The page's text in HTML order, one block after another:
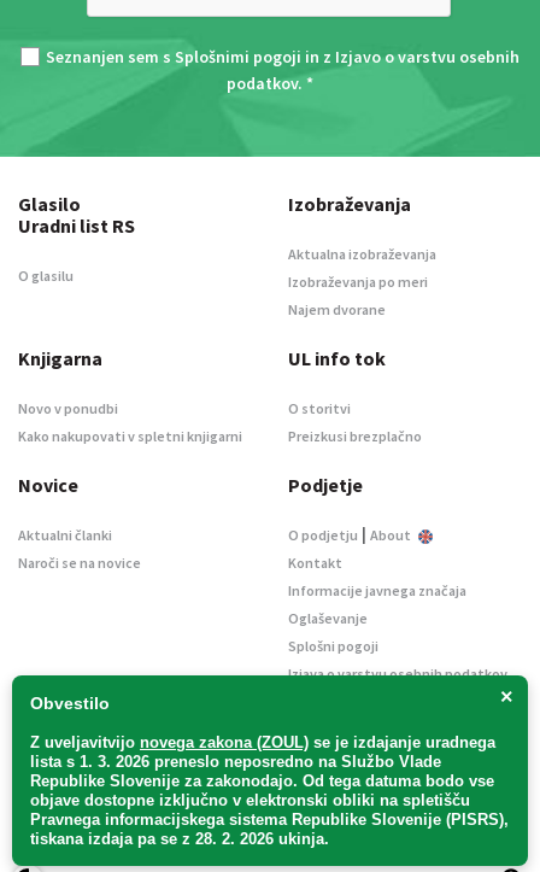
Seznanjen sem s Splošnimi pogoji in z Izjavo o varstvu osebnih
podatkov. *
×
Obvestilo
Z uveljavitvijo novega zakona (ZOUL) se je izdajanje uradnega
lista s 1. 3. 2026 preneslo neposredno na Službo Vlade
Republike Slovenije za zakonodajo. Od tega datuma bodo vse
objave dostopne izključno v elektronski obliki na spletišču
Pravnega informacijskega sistema Republike Slovenije (PISRS),
tiskana izdaja pa se z 28. 2. 2026 ukinja.
Glasilo
Uradni list RS
O glasilu
Izobraževanja
Aktualna izobraževanja
Izobraževanja po meri
Najem dvorane
Knjigarna
Novo v ponudbi
Kako nakupovati v spletni knjigarni
UL info tok
O storitvi
Preizkusi brezplačno
Novice
Aktualni članki
Naroči se na novice
Podjetje
O podjetju | About
Kontakt
Informacije javnega značaja
Oglaševanje
Splošni pogoji
Izjava o varstvu osebnih podatkov
Uradni list d. o. o. – v likvidaciji / Vse pravice pridržane.